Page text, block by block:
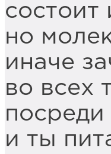
состоит
но
иначе
во всех
посреди
и ты